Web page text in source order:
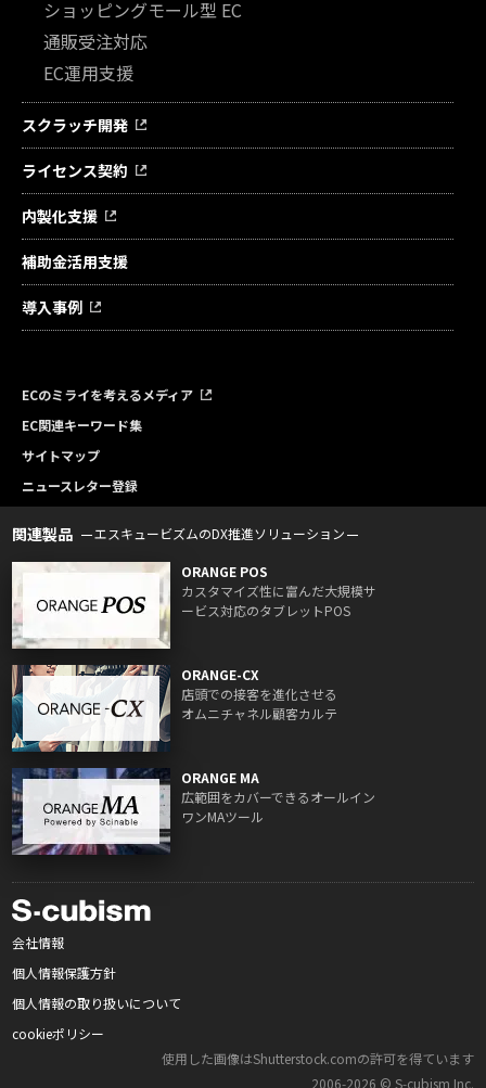
ショッピングモール型 EC
通販受注対応
EC運用支援
スクラッチ開発
ライセンス契約
内製化支援
補助金活用支援
導入事例
ECのミライを考えるメディア
EC関連キーワード集
サイトマップ
ニュースレター登録
関連製品 エスキュービズムのDX推進ソリューション
ORANGE POS
カスタマイズ性に富んだ大規模サ
ービス対応のタブレットPOS
ORANGE-CX
店頭での接客を進化させる
オムニチャネル顧客カルテ
ORANGE MA
広範囲をカバーできるオールイン
ワンMAツール
会社情報
個人情報保護方針
個人情報の取り扱いについて
cookieポリシー
使用した画像はShutterstock.comの許可を得ています
2006‑2026 © S‑cubism Inc.